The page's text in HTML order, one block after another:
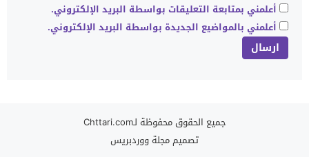
أعلمني بمتابعة التعليقات بواسطة البريد الإلكتروني.
أعلمني بالمواضيع الجديدة بواسطة البريد الإلكتروني.
جميع الحقوق محفوظة لـChttari.com
تصميممجلة ووردبريس